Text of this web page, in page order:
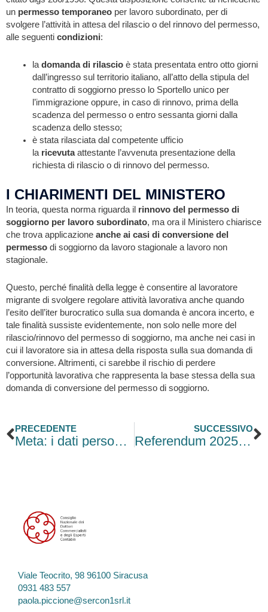
un permesso temporaneo per lavoro subordinato, per di
svolgere l’attività in attesa del rilascio o del rinnovo del permesso,
alle seguenti condizioni:
la domanda di rilascioè stata presentata entro otto giorni
dall’ingresso sul territorio italiano, all’atto della stipula del
contratto di soggiorno presso lo Sportello unico per
l’immigrazione oppure, in caso di rinnovo, prima della
scadenza del permesso o entro sessanta giorni dalla
scadenza dello stesso;
è stata rilasciata dal competente ufficio
la ricevutaattestante l’avvenuta presentazione della
richiesta di rilascio o di rinnovo del permesso.
I CHIARIMENTI DEL MINISTERO
In teoria, questa norma riguarda il rinnovo del permesso di
soggiorno per lavoro subordinato, ma ora il Ministero chiarisce
che trova applicazione anche ai casi di conversione del
permesso di soggiorno da lavoro stagionale a lavoro non
stagionale.
Questo, perché finalità della legge è consentire al lavoratore
migrante di svolgere regolare attività lavorativa anche quando
l’esito dell’iter burocratico sulla sua domanda è ancora incerto, e
tale finalità sussiste evidentemente, non solo nelle more del
rilascio/rinnovo del permesso di soggiorno, ma anche nei casi in
cui il lavoratore sia in attesa della risposta sulla sua domanda di
conversione. Altrimenti, ci sarebbe il rischio di perdere
l’opportunità lavorativa che rappresenta la base stessa della sua
domanda di conversione del permesso di soggiorno.
Precedente
PRECEDENTE
Meta: i dati personali sui Social Network per allenare l’AI
SUCCESSIVO
Referendum 2025: guida al quesito abrogativo sul contratto a tutele crescenti
Viale Teocrito, 98 96100 Siracusa
0931 483 557
paola.piccione@sercon1srl.it